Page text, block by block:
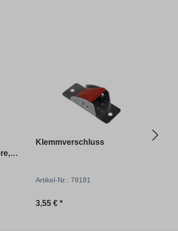
Klemmverschluss
Artikel-Nr.: 78181
Regulärer Preis:
3,55 € *